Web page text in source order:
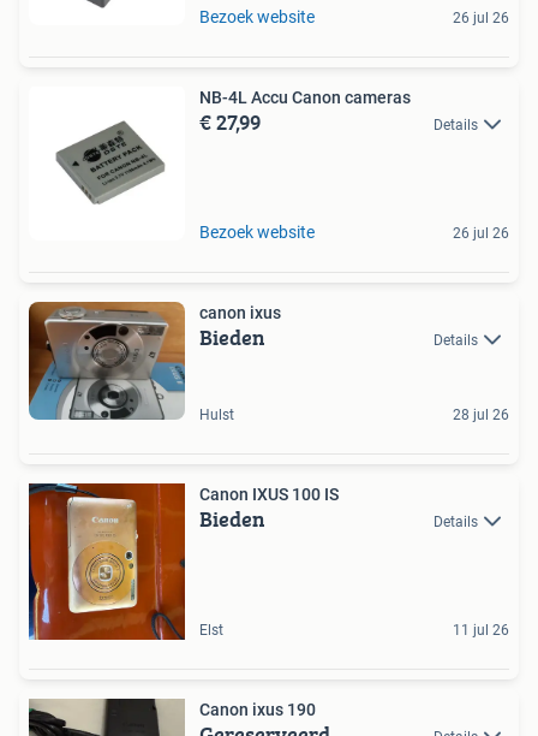
Bezoek website 26 jul 26
NB-4L Accu Canon cameras
€ 27,99 Details
Bezoek website 26 jul 26
canon ixus
Bieden Details
Hulst 28 jul 26
Canon IXUS 100 IS
Bieden Details
Elst 11 jul 26
Canon ixus 190